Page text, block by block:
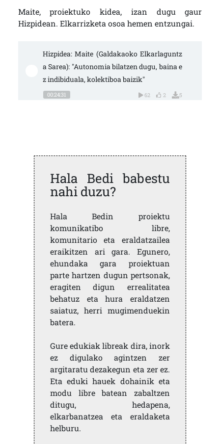
Maite, proiektuko kidea, izan dugu gaur
Hizpidean. Elkarrizketa osoa hemen entzungai.
Hizpidea: Maite (Galdakaoko Elkarlaguntz
a Sarea): "Autonomia bilatzen dugu, baina e
z indibiduala, kolektiboa baizik"
00:24:31 62 2 5
Hala Bedi babestu
nahi duzu?
Hala Bedin proiektu
komunikatibo libre,
komunitario eta eraldatzailea
eraikitzen ari gara. Egunero,
ehundaka gara proiektuan
parte hartzen dugun pertsonak,
eragiten digun errealitatea
behatuz eta hura eraldatzen
saiatuz, herri mugimenduekin
batera.
Gure edukiak libreak dira, inork
ez digulako agintzen zer
argitaratu dezakegun eta zer ez.
Eta eduki hauek dohainik eta
modu libre batean zabaltzen
ditugu, hedapena,
elkarbanatzea eta eraldaketa
helburu.